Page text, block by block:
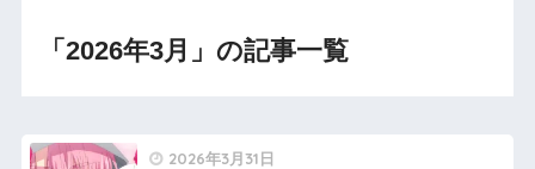
「2026年3月」の記事一覧
2026年3月31日